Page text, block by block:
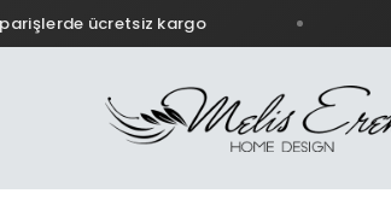
ücretsiz kargo